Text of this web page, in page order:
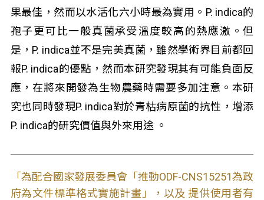
果最佳，然而以水活化六小時最為實用。P. indica的
孢子更可比一般真菌承受溫度較高的熱應激。但
是，P. indica並不是完美真菌，雖然學術界目前都回
報P. indica的優點，然而本研究發現其有可能負面反
應，在將來開發為生物農藥時需要多加注意。本研
究也同時發現P. indica對於青枯病原菌的抗性，增添
P. indica的研究價值與外來用途 。
「為配合國家發展委員會「推動ODF-CNS15251為政
府為文件標準格式實施計畫」，以及 提供使用者有